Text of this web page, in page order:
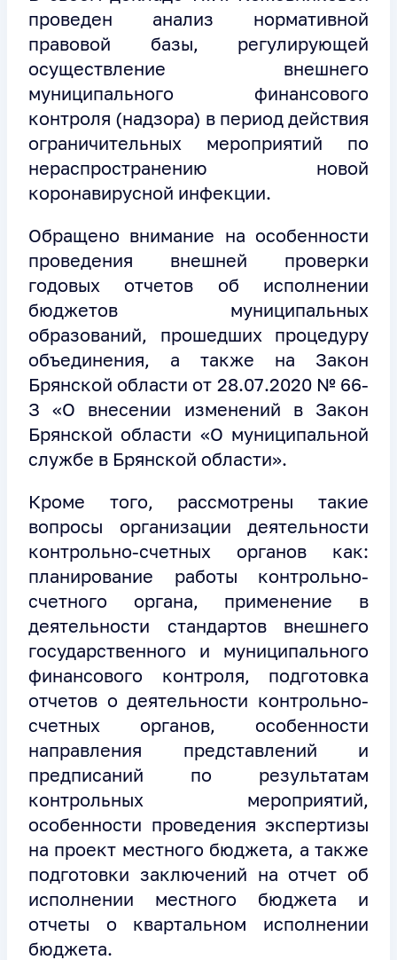
проведен анализ нормативной
правовой базы, регулирующей
осуществление внешнего
муниципального финансового
контроля (надзора) в период действия
ограничительных мероприятий по
нераспространению новой
коронавирусной инфекции.
Обращено внимание на особенности
проведения внешней проверки
годовых отчетов об исполнении
бюджетов муниципальных
образований, прошедших процедуру
объединения, а также на Закон
Брянской области от 28.07.2020 № 66-
З «О внесении изменений в Закон
Брянской области «О муниципальной
службе в Брянской области».
Кроме того, рассмотрены такие
вопросы организации деятельности
контрольно-счетных органов как:
планирование работы контрольно-
счетного органа, применение в
деятельности стандартов внешнего
государственного и муниципального
финансового контроля, подготовка
отчетов о деятельности контрольно-
счетных органов, особенности
направления представлений и
предписаний по результатам
контрольных мероприятий,
особенности проведения экспертизы
на проект местного бюджета, а также
подготовки заключений на отчет об
исполнении местного бюджета и
отчеты о квартальном исполнении
бюджета.